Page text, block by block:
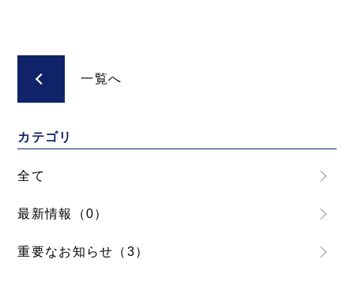
一覧へ
カテゴリ
全て
最新情報（0）
重要なお知らせ（3）